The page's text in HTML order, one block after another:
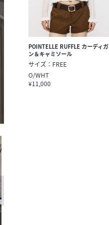
POINTELLE RUFFLE カーディガ
ン＆キャミソール
サイズ：FREE
O/WHT
¥11,000